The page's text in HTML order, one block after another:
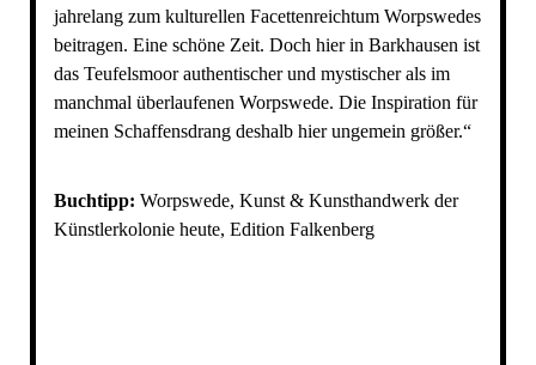
jahrelang zum kulturellen Facettenreichtum Worpswedes
beitragen. Eine schöne Zeit. Doch hier in Barkhausen ist
das Teufelsmoor authentischer und mystischer als im
manchmal überlaufenen Worpswede. Die Inspiration für
meinen Schaffensdrang deshalb hier ungemein größer.“
Buchtipp: Worpswede, Kunst & Kunsthandwerk der
Künstlerkolonie heute, Edition Falkenberg